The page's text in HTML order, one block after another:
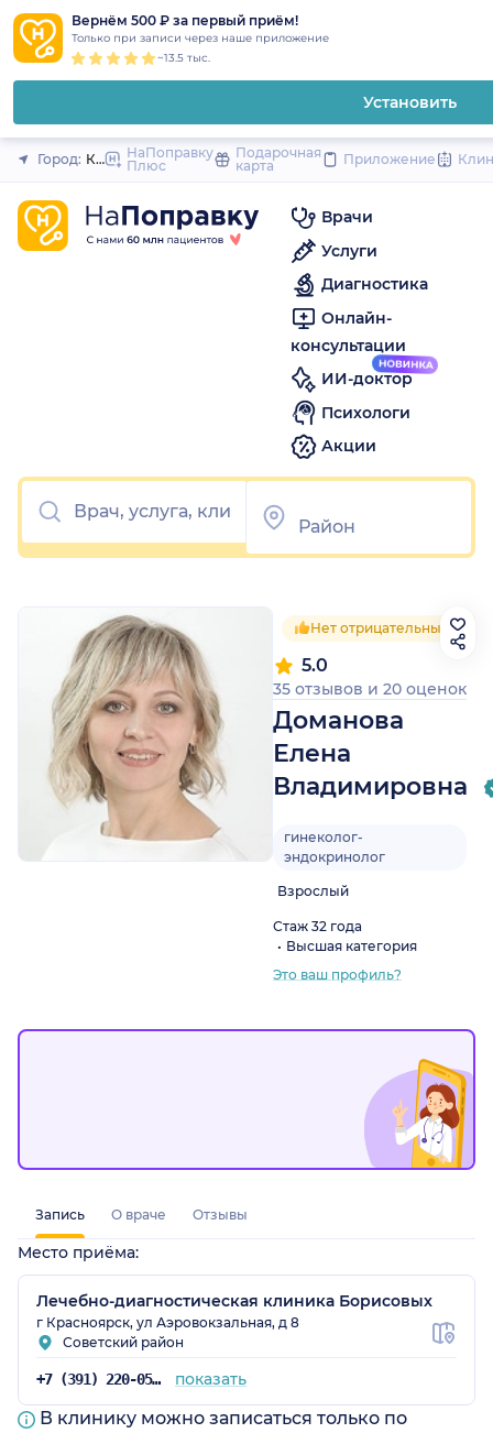
Вернём 500 ₽ за первый приём!
Только при записи через наше приложение
~13.5 тыс.
Установить
Закрыть
край)
Город: КрасноярскНаПоправку
Плюс
Подарочная
карта
Приложение
Врачи
Услуги
Диагностика
Онлайн-
консультации
ИИ-доктор
Психологи
Акции
Нет отрицательных
Доманова
Елена
Владимировна
5.0
35 отзывов и 20 оценок
гинеколог-
эндокринолог
Взрослый
Стаж 32 года
Высшая категория
Это ваш профиль?
Запись О враче Отзывы
Место приёма:
Лечебно-диагностическая клиника Борисовых
г Красноярск, ул Аэровокзальная, д 8
Советский район
+7 (391) 220-05-04 показать
В клинику можно записаться только по